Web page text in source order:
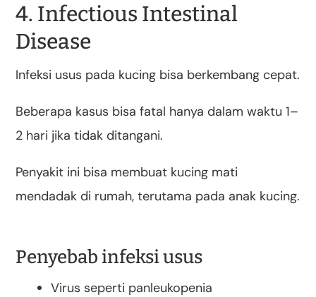
4. Infectious Intestinal
Disease
Infeksi usus pada kucing bisa berkembang cepat.
Beberapa kasus bisa fatal hanya dalam waktu 1–
2 hari jika tidak ditangani.
Penyakit ini bisa membuat kucing mati
mendadak di rumah, terutama pada anak kucing.
Penyebab infeksi usus
Virus seperti panleukopenia